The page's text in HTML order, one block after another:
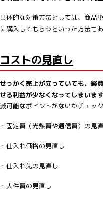
具体的な対策方法としては、商品
に購入してもらうといった方法もあ
コストの見直し
せっかく売上が立っていても、経
せる利益が少なくなってしまいます
減可能なポイントがないかチェッ
・固定費（光熱費や通信費）の見
・仕入れ価格の見直し
・仕入れ先の見直し
・人件費の見直し